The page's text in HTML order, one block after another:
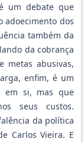
um debate que
adoecimento dos
também da
da cobrança
metas abusivas,
enfim, é um
em si, mas que
seus custos.
da política
Carlos Vieira. E